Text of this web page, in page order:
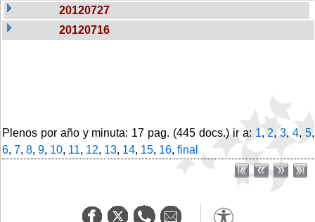
20120727
20120716
Plenos por año y minuta: 17 pag. (445 docs.) ir a: 1,2,3,4,5,
6, 7, 8, 9, 10, 11, 12, 13, 14, 15, 16, final